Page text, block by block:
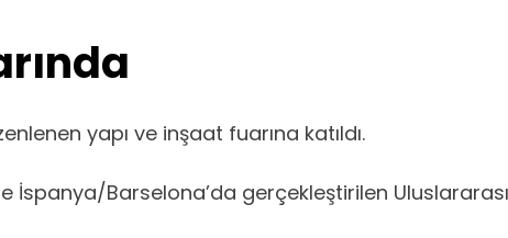
yapı ve inşaat fuarına katıldı.
İspanya/Barselona’da gerçekleştirilen